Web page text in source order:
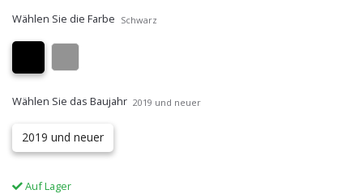
Wählen Sie die Farbe Schwarz
Wählen Sie das Baujahr 2019 und neuer
2019 und neuer
Auf Lager